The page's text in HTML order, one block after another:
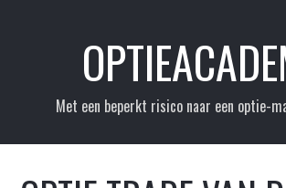
Met een beperkt risico naar een optie-